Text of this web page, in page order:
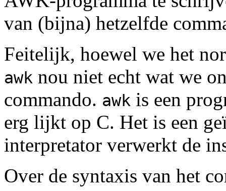
van (bijna) hetzelfde
Feitelijk, hoewel we het
awk nou niet echt wat we
commando. awk is een
erg lijkt op C. Het is een
interpretator verwerkt de
Over de syntaxis van het